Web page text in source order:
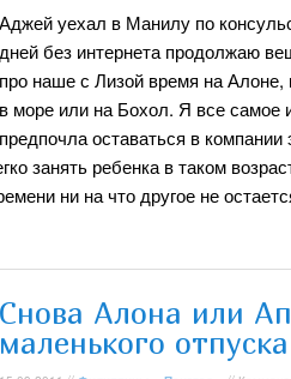
Аджей уехал в Манилу по
дней без интернета продолжаю
про наше с Лизой время на
в море или на Бохол. Я все самое
предпочла оставаться в компании
занять ребенка в таком
ни на что другое не
Снова Алона или
маленького отпуска